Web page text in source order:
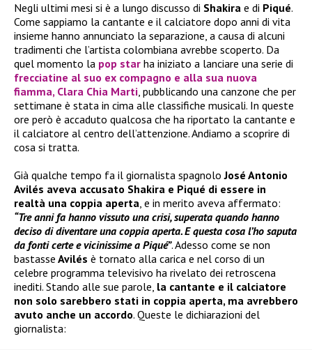
Negli ultimi mesi si è a lungo discusso di Shakira e di Piqué.
Come sappiamo la cantante e il calciatore dopo anni di vita
insieme hanno annunciato la separazione, a causa di alcuni
tradimenti che l’artista colombiana avrebbe scoperto. Da
quel momento la pop star ha iniziato a lanciare una serie di
frecciatine al suo ex compagno e alla sua nuova
fiamma, Clara Chia Marti, pubblicando una canzone che per
settimane è stata in cima alle classifiche musicali. In queste
ore però è accaduto qualcosa che ha riportato la cantante e
il calciatore al centro dell’attenzione. Andiamo a scoprire di
cosa si tratta.
Già qualche tempo fa il giornalista spagnoloJosé Antonio
Avilés aveva accusato Shakira e Piqué di essere in
realtà una coppia aperta, e in merito aveva affermato:
“Tre anni fa hanno vissuto una crisi, superata quando hanno
deciso di diventare una coppia aperta. E questa cosa l’ho saputa
da fonti certe e vicinissime a Piqué”. Adesso come se non
bastasse Avilés è tornato alla carica e nel corso di un
celebre programma televisivo ha rivelato dei retroscena
inediti. Stando alle sue parole, la cantante e il calciatore
non solo sarebbero stati in coppia aperta, ma avrebbero
avuto anche un accordo. Queste le dichiarazioni del
giornalista: